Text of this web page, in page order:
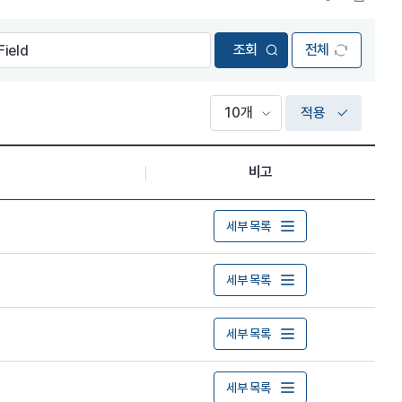
전체
적용
비고
세부 목록
세부 목록
세부 목록
세부 목록